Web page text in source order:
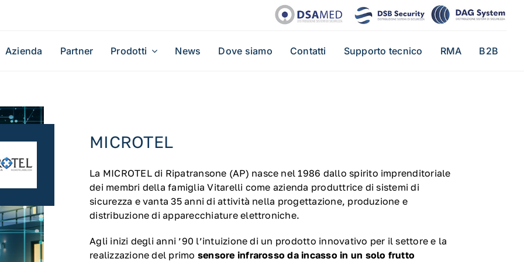
Azienda Partner Prodotti News Dove siamo Contatti Supporto tecnico RMA B2B
MICROTEL
La MICROTEL di Ripatransone (AP) nasce nel 1986 dallo spirito imprenditoriale
dei membri della famiglia Vitarelli come azienda produttrice di sistemi di
sicurezza e vanta 35 anni di attività nella progettazione, produzione e
distribuzione di apparecchiature elettroniche.
Agli inizi degli anni ’90 l’intuizione di un prodotto innovativo per il settore e la
realizzazione del primo sensore infrarosso da incasso in un solo frutto